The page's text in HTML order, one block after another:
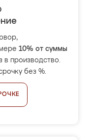
10% от суммы
в производство.
без %.